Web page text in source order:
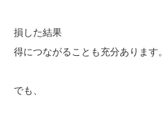
損した結果
得につながることも充分あります。
でも、